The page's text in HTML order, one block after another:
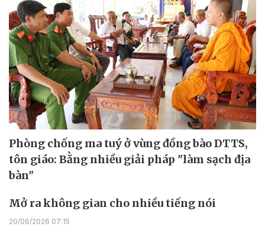
Phòng chống ma tuý ở vùng đồng bào DTTS,
tôn giáo: Bằng nhiều giải pháp "làm sạch địa
bàn"
Mở ra không gian cho nhiều tiếng nói
20/06/2026 07:15